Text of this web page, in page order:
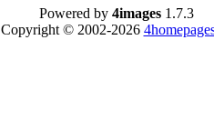
Powered by 4images 1.7.3
Copyright © 2002-2026